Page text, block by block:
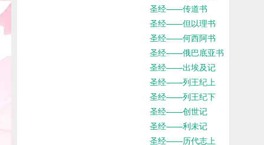
圣经——传道书
圣经——但以理书
圣经——何西阿书
圣经——俄巴底亚书
圣经——出埃及记
圣经——列王纪上
圣经——列王纪下
圣经——创世记
圣经——利未记
圣经——历代志上